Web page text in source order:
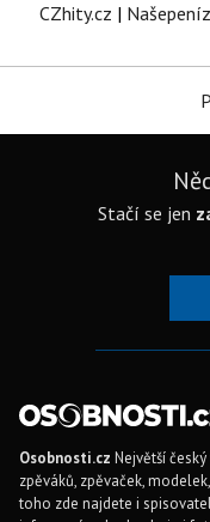
CZhity.cz |
Stačí se jen
Osobnosti.cz Největší
zpěváků, zpěvaček,
toho zde najdete i